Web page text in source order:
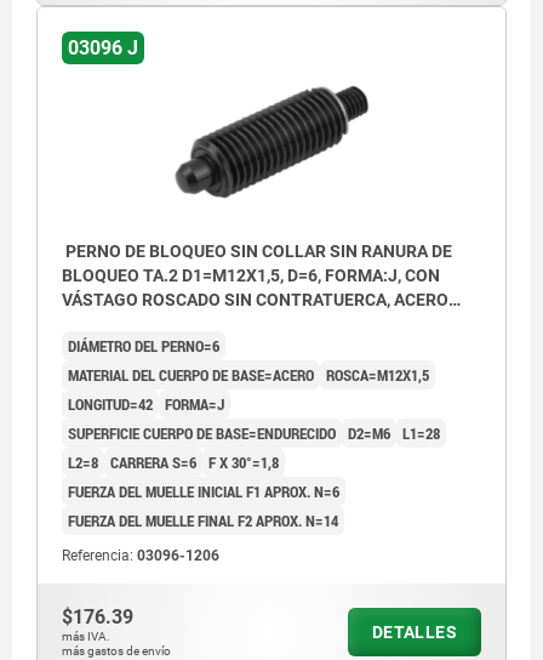
03096 J
PERNO DE BLOQUEO SIN COLLAR SIN RANURA DE
BLOQUEO TA.2 D1=M12X1,5, D=6, FORMA:J, CON
VÁSTAGO ROSCADO SIN CONTRATUERCA, ACERO
DIÁMETRO DEL PERNO=6
MATERIAL DEL CUERPO DE BASE=ACERO ROSCA=M12X1,5
LONGITUD=42 FORMA=J
SUPERFICIE CUERPO DE BASE=ENDURECIDO D2=M6 L1=28
L2=8 CARRERA S=6 F X 30°=1,8
FUERZA DEL MUELLE INICIAL F1 APROX. N=6
FUERZA DEL MUELLE FINAL F2 APROX. N=14
Referencia: 03096-1206
$176.39
más IVA.
más gastos de envío
DETALLES